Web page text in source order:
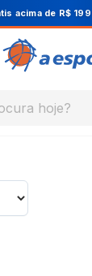
acima de R$
hoje?